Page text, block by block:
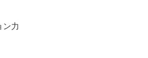
ン力